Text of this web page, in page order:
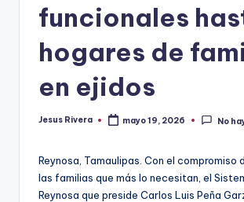
funcionales
hogares de
en ejidos
Publicado
Jesus Rivera mayo 19, 2026 No
Reynosa, Tamaulipas. Con el compromiso
las familias que más lo necesitan, el
Reynosa que preside Carlos Luis Peña